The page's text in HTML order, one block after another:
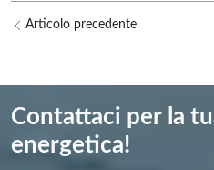
Articolo precedente
Contattaci per la
energetica!